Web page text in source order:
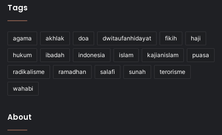
Tags
agama akhlak doa dwitaufanhidayat fikih haji
hukum ibadah indonesia islam kajianislam puasa
radikalisme ramadhan salafi sunah terorisme
wahabi
About